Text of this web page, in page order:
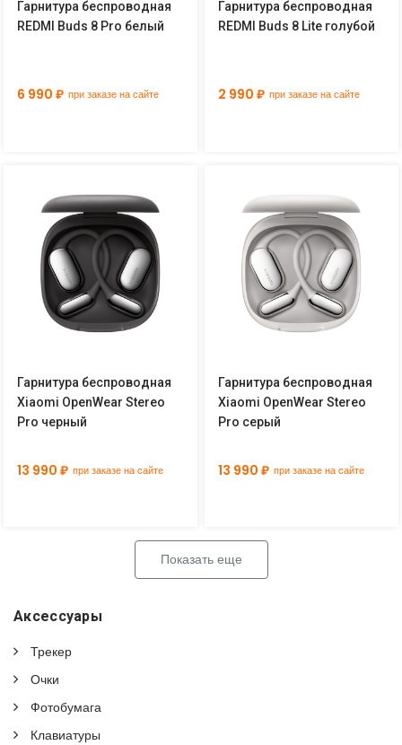
Гарнитура беспроводная
REDMI Buds 8 Pro белый
6 990 ₽ при заказе на сайте
Гарнитура беспроводная
REDMI Buds 8 Lite голубой
2 990 ₽ при заказе на сайте
Гарнитура беспроводная
Xiaomi OpenWear Stereo
Pro черный
13 990 ₽ при заказе на сайте
Гарнитура беспроводная
Xiaomi OpenWear Stereo
Pro серый
13 990 ₽ при заказе на сайте
Показать еще
Аксессуары
Трекер
Очки
Фотобумага
Клавиатуры